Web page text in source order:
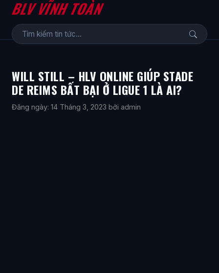
BLV VĨNH TOÀN
WILL STILL – HLV ONLINE GIÚP STADE
DE REIMS BẤT BẠI Ở LIGUE 1 LÀ AI?
Đăng ngày: 14 Tháng 3, 2023 bởi admin